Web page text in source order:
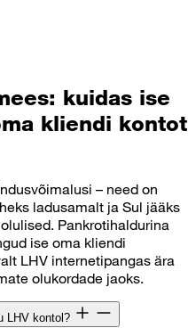
kuidas ise
kliendi kontot
– need on
ladusamalt ja Sul jääks
Pankrotihaldurina
ise oma kliendi
LHV internetipangas ära
olukordade jaoks.
LHV kontol?